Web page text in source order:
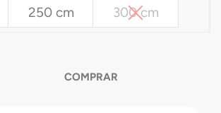
250 cm 300 cm
COMPRAR